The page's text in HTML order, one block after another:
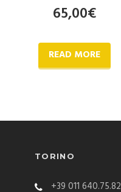
65,00€
READ MORE
TORINO
+39 011 640.75.82